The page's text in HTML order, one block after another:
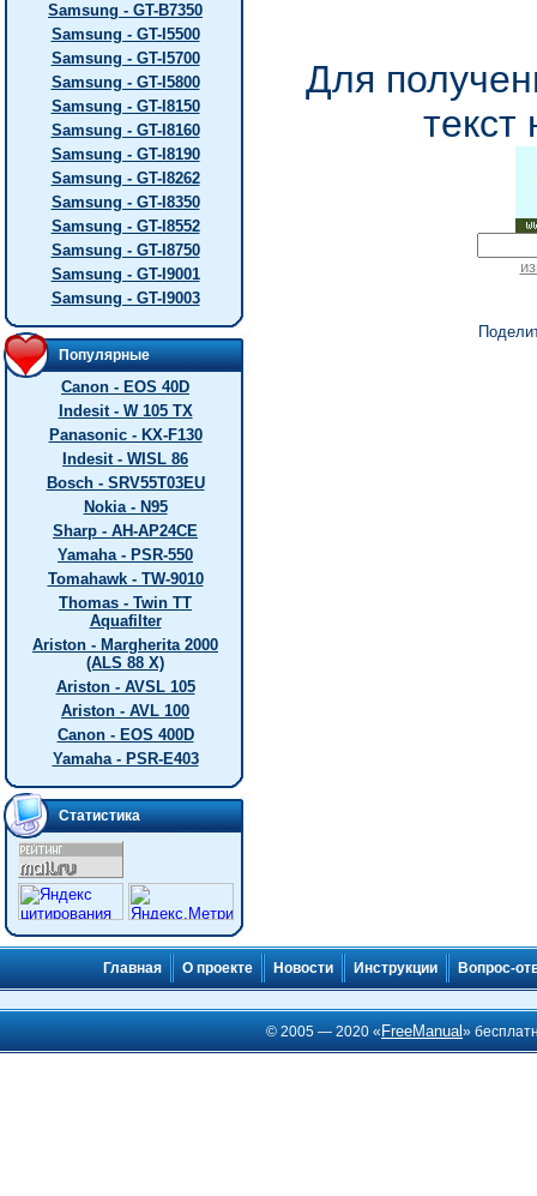
Samsung - GT-B7350
Samsung - GT-I5500
Samsung - GT-I5700
Samsung - GT-I5800
Samsung - GT-I8150
Samsung - GT-I8160
Samsung - GT-I8190
Samsung - GT-I8262
Samsung - GT-I8350
Samsung - GT-I8552
Samsung - GT-I8750
Samsung - GT-I9001
Samsung - GT-I9003
Популярные
Canon - EOS 40D
Indesit - W 105 TX
Panasonic - KX-F130
Indesit - WISL 86
Bosch - SRV55T03EU
Nokia - N95
Sharp - AH-AP24CE
Yamaha - PSR-550
Tomahawk - TW-9010
Thomas - Twin TT
Aquafilter
Ariston - Margherita 2000
(ALS 88 X)
Ariston - AVSL 105
Ariston - AVL 100
Canon - EOS 400D
Yamaha - PSR-E403
Статистика
Для
текст
Главная О проекте Новости Инструкции Вопрос-
© 2005 — 2020 « FreeManual»